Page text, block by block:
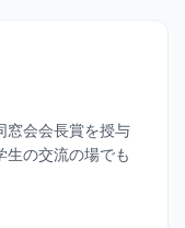
窓会会長賞を授与
生の交流の場でも